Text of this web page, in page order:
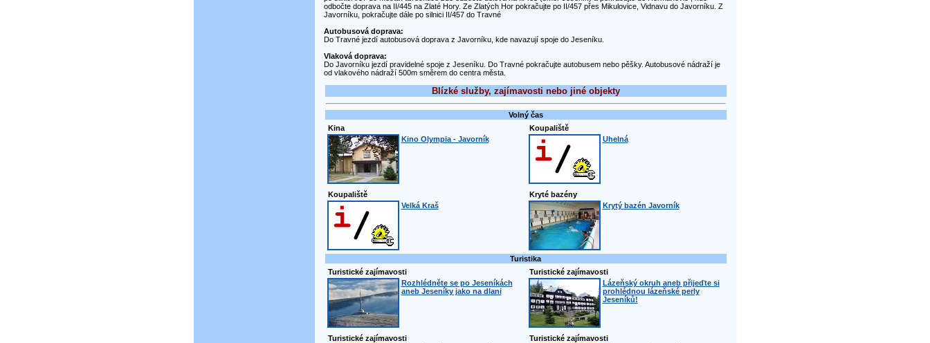
odbočte doprava na II/445 na Zlaté Hory. Ze Zlatých Hor pokračujte po II/457 přes Mikulovice, Vidnavu do Javorníku. Z
Javorníku, pokračujte dále po silnici II/457 do Travné
Autobusová doprava:
Do Travné jezdí autobusová doprava z Javorníku, kde navazují spoje do Jeseníku.
Vlaková doprava:
Do Javorníku jezdí pravidelné spoje z Jeseníku. Do Travné pokračujte autobusem nebo pěšky. Autobusové nádraží je
od vlakového nádraží 500m směrem do centra města.
Blízké služby, zajímavosti nebo jiné objekty
Volný čas
Kina
Kino Olympia - Javorník
Koupaliště
Uhelná
Koupaliště
Velká Kraš
Kryté bazény
Krytý bazén Javorník
Turistika
Turistické zajímavosti
Rozhlédněte se po Jeseníkách
aneb Jeseníky jako na dlani
Turistické zajímavosti
Lázeňský okruh aneb přijeďte si
prohlédnou lázeňské perly
Jeseníků!
Turistické zajímavosti
Turistické zajímavosti